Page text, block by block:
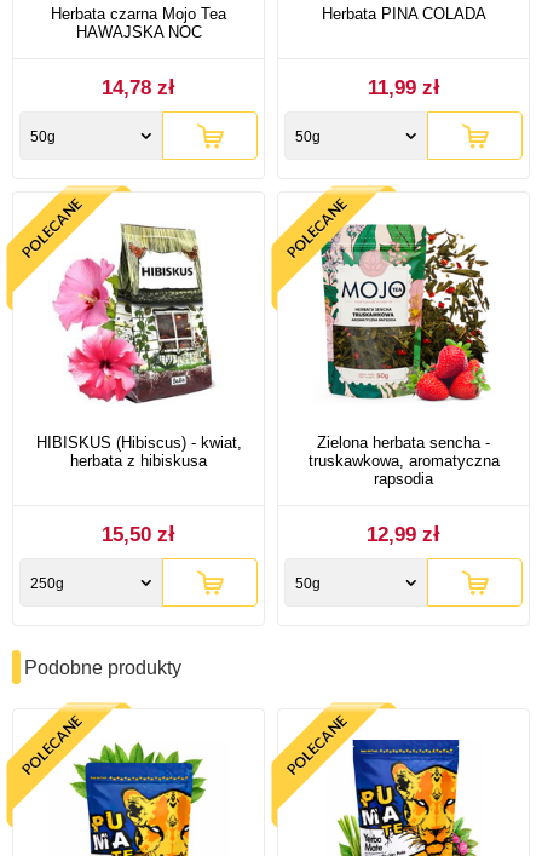
Herbata czarna Mojo Tea
HAWAJSKA NOC
14,78 zł
50g
Herbata PINA COLADA
11,99 zł
50g
HIBISKUS (Hibiscus) - kwiat,
herbata z hibiskusa
15,50 zł
250g
Zielona herbata sencha -
truskawkowa, aromatyczna
rapsodia
12,99 zł
50g
Podobne produkty